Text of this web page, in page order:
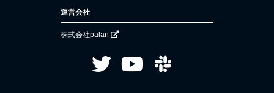
運営会社
株式会社palan